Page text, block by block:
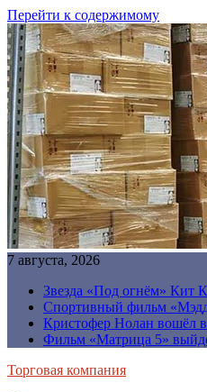
Перейти к содержимому
7 августа, 2026
Звезда «Под огнём» Кит
Спортивный фильм
Кристофер Нолан вошёл
Фильм «Матрица 5»
Торговая компания